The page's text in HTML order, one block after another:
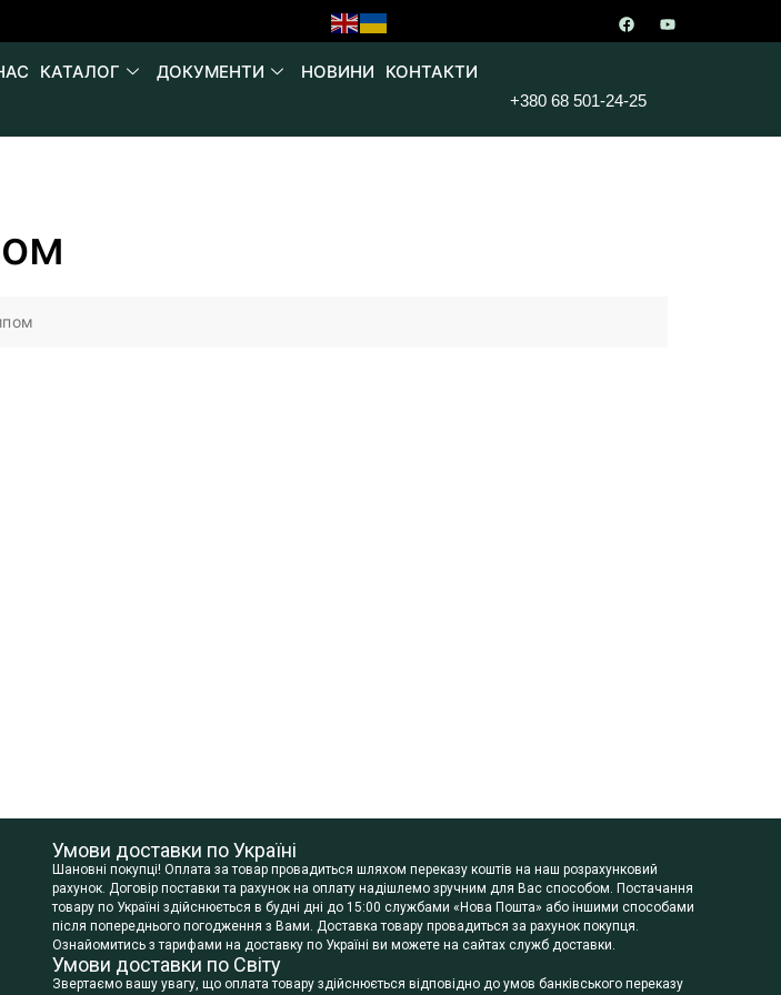
КАТАЛОГ ДОКУМЕНТИ НОВИНИ КОНТАКТИ
+380 68 501-24-25
Умови доставки по Україні
Шановні покупці! Оплата за товар провадиться шляхом переказу коштів на наш розрахунковий
рахунок. Договір поставки та рахунок на оплату надішлемо зручним для Вас способом. Постачання
товару по Україні здійснюється в будні дні до 15:00 службами «Нова Пошта» або іншими способами
після попереднього погодження з Вами. Доставка товару провадиться за рахунок покупця.
Ознайомитись з тарифами на доставку по Україні ви можете на сайтах служб доставки.
Умови доставки по Світу
Звертаємо вашу увагу, що оплата товару здійснюється відповідно до умов банківського переказу